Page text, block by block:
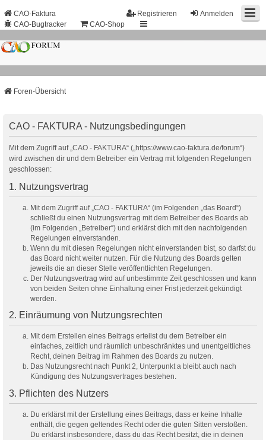
Anmelden
Registrieren
CAO-Faktura
CAO-Bugtracker
CAO-Shop
Foren-Übersicht
CAO - FAKTURA - Nutzungsbedingungen
Mit dem Zugriff auf „CAO - FAKTURA“ („https://www.cao-faktura.de/forum“)
wird zwischen dir und dem Betreiber ein Vertrag mit folgenden Regelungen
geschlossen:
1. Nutzungsvertrag
Mit dem Zugriff auf „CAO - FAKTURA“ (im Folgenden „das Board“)
schließt du einen Nutzungsvertrag mit dem Betreiber des Boards ab
(im Folgenden „Betreiber“) und erklärst dich mit den nachfolgenden
Regelungen einverstanden.
Wenn du mit diesen Regelungen nicht einverstanden bist, so darfst du
das Board nicht weiter nutzen. Für die Nutzung des Boards gelten
jeweils die an dieser Stelle veröffentlichten Regelungen.
Der Nutzungsvertrag wird auf unbestimmte Zeit geschlossen und kann
von beiden Seiten ohne Einhaltung einer Frist jederzeit gekündigt
werden.
2. Einräumung von Nutzungsrechten
Mit dem Erstellen eines Beitrags erteilst du dem Betreiber ein
einfaches, zeitlich und räumlich unbeschränktes und unentgeltliches
Recht, deinen Beitrag im Rahmen des Boards zu nutzen.
Das Nutzungsrecht nach Punkt 2, Unterpunkt a bleibt auch nach
Kündigung des Nutzungsvertrages bestehen.
3. Pflichten des Nutzers
Du erklärst mit der Erstellung eines Beitrags, dass er keine Inhalte
enthält, die gegen geltendes Recht oder die guten Sitten verstoßen.
Du erklärst insbesondere, dass du das Recht besitzt, die in deinen